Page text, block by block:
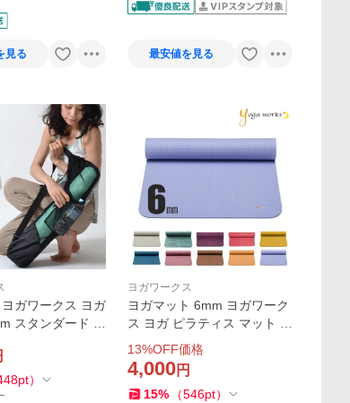
見る 最安値を見る
ガワークス ヨガ
スタンダード ＆
品 yogaworks ト
ット 持ち運び
無料
pt）
ヨガワークス
ヨガマット 6mm ヨガワーク
ス ヨガ ピラティス マット 人
気 ヨガ ブランド yogaworks
13%OFF価格
4,000円
15% （546pt）